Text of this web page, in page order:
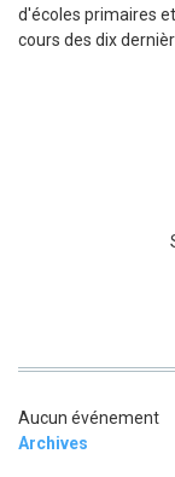
d'écoles primaires
cours des dix
Aucun événement
Archives